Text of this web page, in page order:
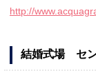
http://
結婚式場 セ